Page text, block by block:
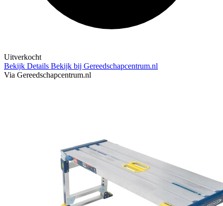
Uitverkocht
Bekijk Details Bekijk bij Gereedschapcentrum.nl
Via Gereedschapcentrum.nl